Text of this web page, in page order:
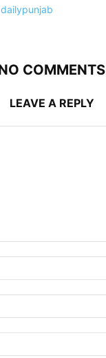
dailypunjab
COMMENTS
LEAVE A REPLY